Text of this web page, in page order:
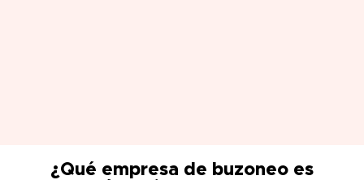
¿Qué empresa de buzoneo es